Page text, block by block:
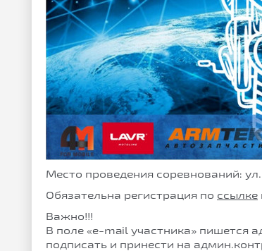
Место проведения соревнований:
Обязательна регистрация по ссылке
Важно!!!
В поле «e-mail участника» пишется
подписать и принести на